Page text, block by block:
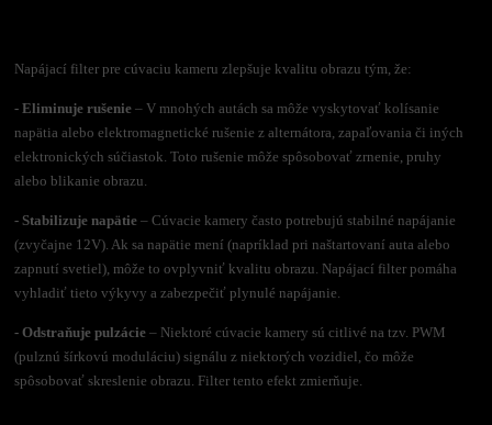
Napájací filter pre cúvaciu kameru zlepšuje kvalitu obrazu tým, že:
- Eliminuje rušenie – V mnohých autách sa môže vyskytovať kolísanie
napätia alebo elektromagnetické rušenie z alternátora, zapaľovania či iných
elektronických súčiastok. Toto rušenie môže spôsobovať zrnenie, pruhy
alebo blikanie obrazu.
- Stabilizuje napätie – Cúvacie kamery často potrebujú stabilné napájanie
(zvyčajne 12V). Ak sa napätie mení (napríklad pri naštartovaní auta alebo
zapnutí svetiel), môže to ovplyvniť kvalitu obrazu. Napájací filter pomáha
vyhladiť tieto výkyvy a zabezpečiť plynulé napájanie.
- Odstraňuje pulzácie – Niektoré cúvacie kamery sú citlivé na tzv. PWM
(pulznú šírkovú moduláciu) signálu z niektorých vozidiel, čo môže
spôsobovať skreslenie obrazu. Filter tento efekt zmierňuje.